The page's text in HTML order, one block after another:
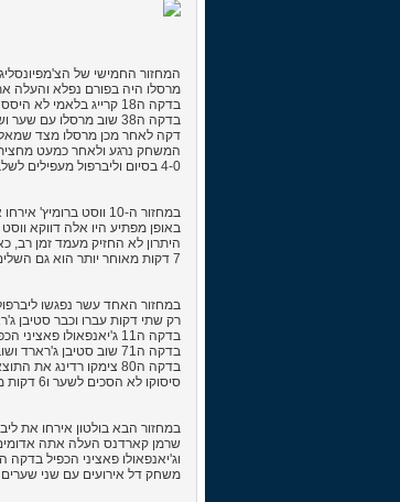
המחזור החמישי של
מרסלו היה בפורם נפלא והעלה את האדומים ליתרון בדקה
בדקה ה18 קרייג בלאמי לא היסס ובעט לשער והעלה את האדומים ליתרון 2-0.
בדקה ה38 שוב מרסלו עם שער ושוב זה ג'רארד שהפעם מסר לו ישירות. 3-0.
דקה לאחר מכן מרסלו מצד שמאל
המשחק נרגע ולאחר כמעט מחצית
4-0 בסיום וליברפול מעפילים לשלב הבא מהמקום הראשון.
במחזור ה-10 ווסט ברומיץ' אירחו את ליברפול.
באופן מפתיע היו אלה דווקא
היתרון לא החזיק מעמד זמן רב, כאשר
7 דקות מאוחר יותר הוא גם השלים את המהפך, הרמה מאגף שמאל מצאה את הראש של המאליאני שקבע 2-1.
במחזור האחד עשר נפגשו
רק שתי דקות עברו וכבר סטיבן ג'רארד קבע
בדקה ה11 ג'יאנפאולו פאציני הכפיל את היתרון וזה כבר 2-0 לליברפול.
בדקה ה71 שוב סטיבן ג'רארד ושוב שער, 3-0.
בדקה ה80 צימקו רדינג את התוצאה ל3-1 משער של לירוי ליטה.
סיסוקו לא הסכים לשער ו6 דקות מאוחר מכן העלה את האדומים ל4-1. תוצאת הסיום.
במחזור הבא בולטון אירחו את
שרמן קארדנס העלה אתה אדומים
וג'יאנפאולו פאציני הכפיל בדקה ה70.
משחק דל אירועים עם שני שערים